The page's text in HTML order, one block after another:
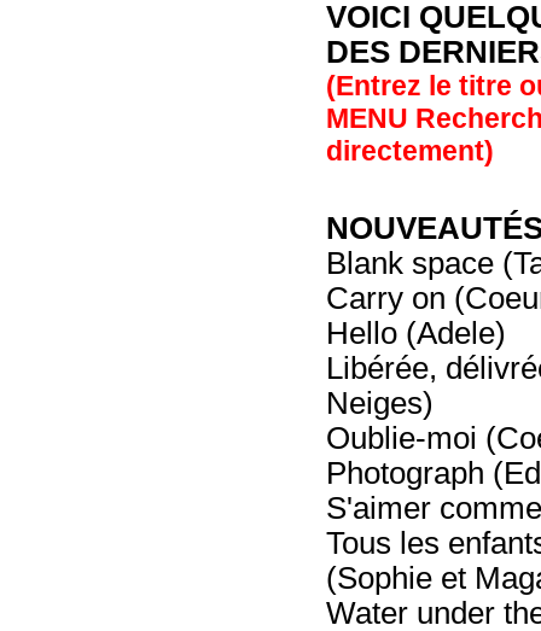
VOICI
DES
(Entrez le titre
MENU
directement)
Blank space
Carry on
Hello (Adele)
Libérée,
Neiges)
Oublie-moi
Photograph
S'aimer
Tous les
(Sophie et
Water under